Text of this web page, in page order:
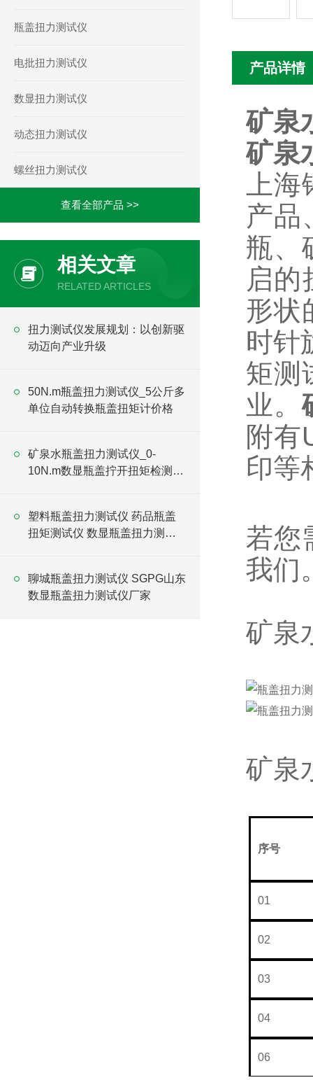
瓶盖扭力测试仪
电批扭力测试仪
数显扭力测试仪
动态扭力测试仪
螺丝扭力测试仪
查看全部产品 >>
相关文章
RELATED ARTICLES
​扭力测试仪发展规划：以创新驱
动迈向产业升级
50N.m瓶盖扭力测试仪_5公斤多
单位自动转换瓶盖扭矩计价格
矿泉水瓶盖扭力测试仪_0-
10N.m数显瓶盖拧开扭矩检测仪
塑料瓶盖扭力测试仪 药品瓶盖
扭矩测试仪 数显瓶盖扭力测试
聊城瓶盖扭力测试仪 SGPG山东
数显瓶盖扭力测试仪厂家
产品详情
矿泉
矿泉
上
产品
瓶、
启的
形状
时针
矩测
业。
附有
印等
若您
我们
矿泉
矿泉
序号
01
02
03
04
06